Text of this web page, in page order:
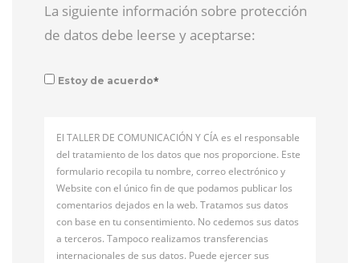
La siguiente información sobre protección
de datos debe leerse y aceptarse:
Estoy de acuerdo*
El TALLER DE COMUNICACIÓN Y CÍA es el responsable
del tratamiento de los datos que nos proporcione. Este
formulario recopila tu nombre, correo electrónico y
Website con el único fin de que podamos publicar los
comentarios dejados en la web. Tratamos sus datos
con base en tu consentimiento. No cedemos sus datos
a terceros. Tampoco realizamos transferencias
internacionales de sus datos. Puede ejercer sus